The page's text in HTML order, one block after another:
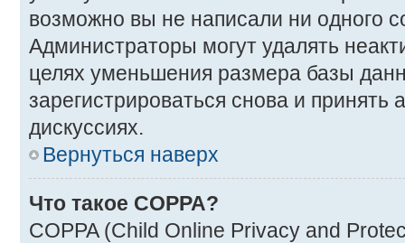
возможно вы не написали ни одного
Администраторы могут удалять
целях уменьшения размера базы
зарегистрироваться снова и принять
дискуссиях.
Вернуться наверх
Что такое COPPA?
COPPA (Child Online Privacy and